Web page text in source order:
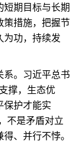
短期目标与长期
策措施，把握节
为功，持续发
。习近平总书
撑，生态优
保护才能实
不是矛盾对立
、并行不悖。